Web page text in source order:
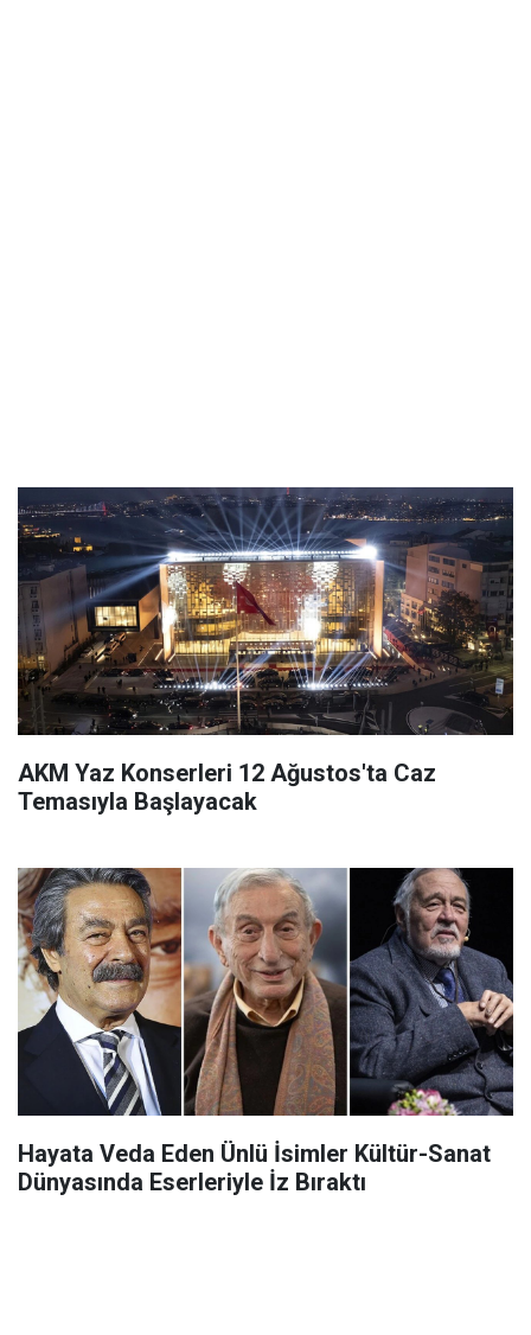
AKM Yaz Konserleri 12 Ağustos'ta Caz
Temasıyla Başlayacak
Hayata Veda Eden Ünlü İsimler Kültür-Sanat
Dünyasında Eserleriyle İz Bıraktı